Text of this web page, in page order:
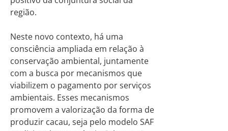
região.
Neste novo contexto, há uma
consciência ampliada em relação à
conservação ambiental, juntamente
com a busca por mecanismos que
viabilizem o pagamento por serviços
ambientais. Esses mecanismos
promovem a valorização da forma de
produzir cacau, seja pelo modelo SAF